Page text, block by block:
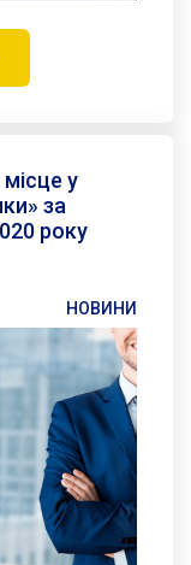
у
за
року
НОВИНИ